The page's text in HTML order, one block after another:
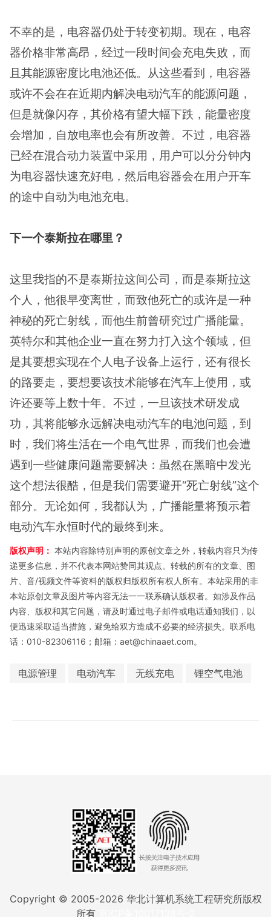
不幸的是，电容器仍处于转变初期。现在，电容
器价格非常高昂，经过一段时间会充电失败，而
且其能源密度比电池还低。从这些看到，电容器
或许不会在在近期内解决电动汽车的能源问题，
但是就像闪存，其价格有望大幅下跌，能量密度
会增加，自放电率也会有所改善。不过，电容器
已经在混合动力装置中采用，用户可以分分钟内
为电容器快速充好电，然后电容器会在用户开车
的途中自动为电池充电。
下一个泰斯拉在哪里？
这里我指的不是泰斯拉这间公司，而是泰斯拉这
个人，他很早变离世，而致他死亡的或许是一种
神秘的死亡射线，而他生前曾研究过广播能量。
英特尔和其他企业一直在努力打入这个领域，但
是其要想实现在个人电子设备上运行，还有很长
的路要走，要想要该技术能够在汽车上使用，或
许还要等上数十年。不过，一旦该技术研发成
功，其将能够永远解决电动汽车的电池问题，到
时，我们将生活在一个电气世界，而我们也会遭
遇到一些健康问题需要解决：虽然在黑暗中发光
这个想法很酷，但是我们需要避开“死亡射线”这个
部分。无论如何，我都认为，广播能量将预示着
电动汽车永恒时代的最终到来。
版权声明： 本站内容除特别声明的原创文章之外，转载内容只为传
递更多信息，并不代表本网站赞同其观点。转载的所有的文章、图
片、音/视频文件等资料的版权归版权所有权人所有。本站采用的非
本站原创文章及图片等内容无法一一联系确认版权者。如涉及作品
内容、版权和其它问题，请及时通过电子邮件或电话通知我们，以
便迅速采取适当措施，避免给双方造成不必要的经济损失。联系电
话：010-82306116；邮箱：aet@chinaaet.com。
电源管理 电动汽车 无线充电 锂空气电池
Copyright © 2005-2026 华北计算机系统工程研究所版权
所有